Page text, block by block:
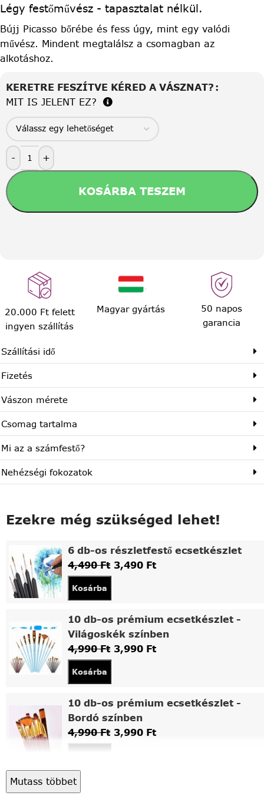
Légy festőművész - tapasztalat nélkül.
Bújj Picasso bőrébe és fess úgy, mint egy valódi
művész. Mindent megtalálsz a csomagban az
alkotáshoz.
KERETRE FESZÍTVE KÉRED A VÁSZNAT?
MIT IS JELENT EZ?
- +
KOSÁRBA TESZEM
20.000 Ft felett
ingyen szállítás
Magyar gyártás
50 napos
garancia
Szállítási idő
Fizetés
Vászon mérete
Csomag tartalma
Mi az a számfestő?
Nehézségi fokozatok
Ezekre még szükséged lehet!
6 db-os részletfestő ecsetkészlet
4,490Ft 3,490 Ft
Kosárba
10 db-os prémium ecsetkészlet -
Világoskék színben
4,990Ft 3,990 Ft
Kosárba
10 db-os prémium ecsetkészlet -
Bordó színben
4,990Ft 3,990 Ft
Asztali fa festőállvány
Mutass többet